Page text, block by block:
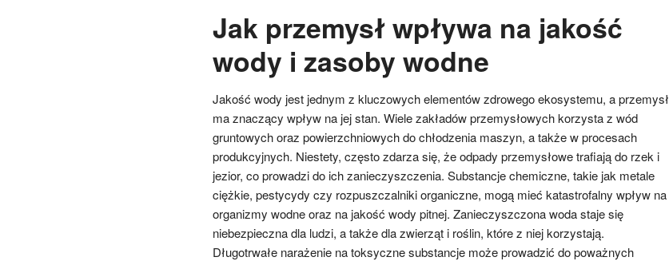
Jak przemysł wpływa na jakość
wody i zasoby wodne
Jakość wody jest jednym z kluczowych elementów zdrowego ekosystemu, a przemysł
ma znaczący wpływ na jej stan. Wiele zakładów przemysłowych korzysta z wód
gruntowych oraz powierzchniowych do chłodzenia maszyn, a także w procesach
produkcyjnych. Niestety, często zdarza się, że odpady przemysłowe trafiają do rzek i
jezior, co prowadzi do ich zanieczyszczenia. Substancje chemiczne, takie jak metale
ciężkie, pestycydy czy rozpuszczalniki organiczne, mogą mieć katastrofalny wpływ na
organizmy wodne oraz na jakość wody pitnej. Zanieczyszczona woda staje się
niebezpieczna dla ludzi, a także dla zwierząt i roślin, które z niej korzystają.
Długotrwałe narażenie na toksyczne substancje może prowadzić do poważnych